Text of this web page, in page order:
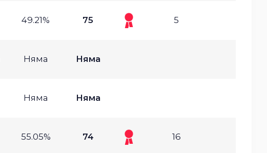
49.21% 75 5
Няма Няма
Няма Няма
55.05% 74 16